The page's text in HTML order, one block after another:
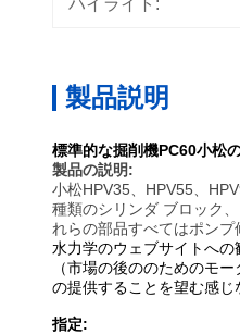
ハイライト:
製品説明
標準的な掘削機PC60小松
製品の説明:
小松HPV35、HPV55、
種類のシリンダ ブロック
れらの部品すべてはポンプ
水力学のウェブサイトへ
（市場の後ののためのモ
の提供することを望む感じ
指定: